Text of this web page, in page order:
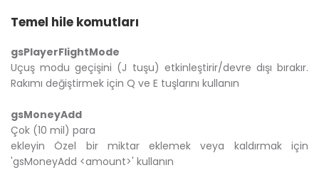
Temel hile komutları
gsPlayerFlightMode
Uçuş modu geçişini (J tuşu) etkinleştirir/devre dışı bırakır.
Rakımı değiştirmek için Q ve E tuşlarını kullanın
gsMoneyAdd
Çok (10 mil) para
ekleyin Özel bir miktar eklemek veya kaldırmak için
'gsMoneyAdd <amount>' kullanın